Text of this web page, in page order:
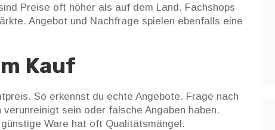
Preise oft höher als auf dem Land. Fachshops
Angebot und Nachfrage spielen ebenfalls eine
Kauf
So erkennst du echte Angebote. Frage nach
sein oder falsche Angaben haben.
Ware hat oft Qualitätsmängel.